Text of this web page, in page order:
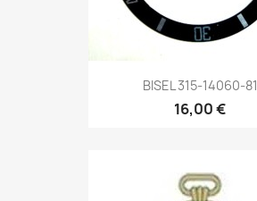
BISEL 315-14060-81
16,00 €